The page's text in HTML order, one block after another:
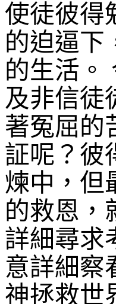
使徒彼得
的迫逼下
的生活。
及非信徒
著冤屈的
証呢？彼
煉中，但
的救恩，
詳細尋求
意詳細察
神拯救世